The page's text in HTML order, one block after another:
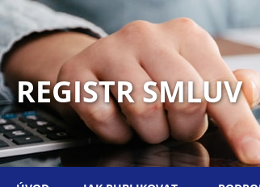
REGISTR SMLUV